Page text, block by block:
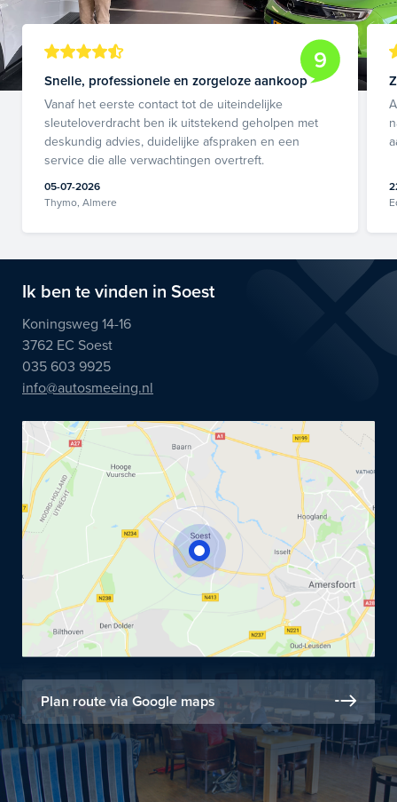
9
Snelle, professionele en zorgeloze aankoop
Vanaf het eerste contact tot de uiteindelijke
sleuteloverdracht ben ik uitstekend geholpen met
deskundig advies, duidelijke afspraken en een
service die alle verwachtingen overtreft.
05-07-2026
Thymo, Almere
Ik ben te vinden in Soest
Koningsweg 14-16
3762 EC Soest
035 603 9925
info@autosmeeing.nl
Plan route via Google maps